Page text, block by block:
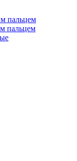
пальцем
пальцем